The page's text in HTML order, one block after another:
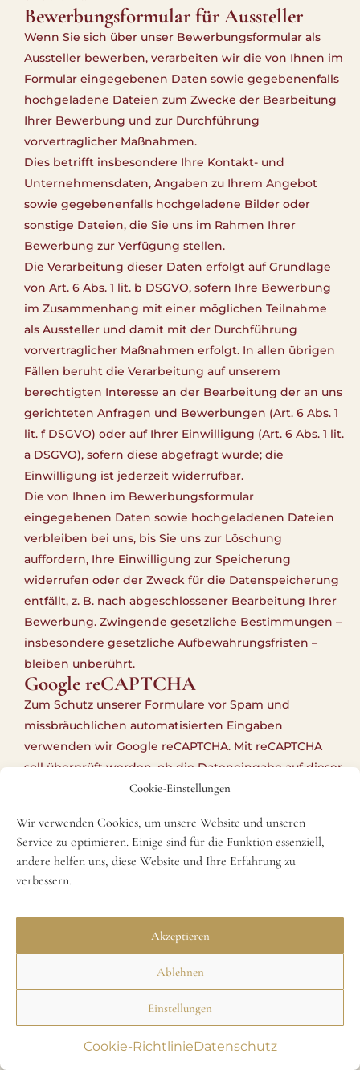
Cookie-Einstellungen
Wir verwenden Cookies, um unsere Website und unseren
Service zu optimieren. Einige sind für die Funktion essenziell,
andere helfen uns, diese Website und Ihre Erfahrung zu
verbessern.
Akzeptieren
Ablehnen
Einstellungen
Cookie-RichtlinieDatenschutz
Bewerbungsformular für Aussteller
Wenn Sie sich über unser Bewerbungsformular als
Aussteller bewerben, verarbeiten wir die von Ihnen im
Formular eingegebenen Daten sowie gegebenenfalls
hochgeladene Dateien zum Zwecke der Bearbeitung
Ihrer Bewerbung und zur Durchführung
vorvertraglicher Maßnahmen.
Dies betrifft insbesondere Ihre Kontakt- und
Unternehmensdaten, Angaben zu Ihrem Angebot
sowie gegebenenfalls hochgeladene Bilder oder
sonstige Dateien, die Sie uns im Rahmen Ihrer
Bewerbung zur Verfügung stellen.
Die Verarbeitung dieser Daten erfolgt auf Grundlage
von Art. 6 Abs. 1 lit. b DSGVO, sofern Ihre Bewerbung
im Zusammenhang mit einer möglichen Teilnahme
als Aussteller und damit mit der Durchführung
vorvertraglicher Maßnahmen erfolgt. In allen übrigen
Fällen beruht die Verarbeitung auf unserem
berechtigten Interesse an der Bearbeitung der an uns
gerichteten Anfragen und Bewerbungen (Art. 6 Abs. 1
lit. f DSGVO) oder auf Ihrer Einwilligung (Art. 6 Abs. 1 lit.
a DSGVO), sofern diese abgefragt wurde; die
Einwilligung ist jederzeit widerrufbar.
Die von Ihnen im Bewerbungsformular
eingegebenen Daten sowie hochgeladenen Dateien
verbleiben bei uns, bis Sie uns zur Löschung
auffordern, Ihre Einwilligung zur Speicherung
widerrufen oder der Zweck für die Datenspeicherung
entfällt, z. B. nach abgeschlossener Bearbeitung Ihrer
Bewerbung. Zwingende gesetzliche Bestimmungen –
insbesondere gesetzliche Aufbewahrungsfristen –
bleiben unberührt.
Google reCAPTCHA
Zum Schutz unserer Formulare vor Spam und
missbräuchlichen automatisierten Eingaben
verwenden wir Google reCAPTCHA. Mit reCAPTCHA
soll überprüft werden, ob die Dateneingabe auf dieser
Website durch einen Menschen oder durch ein
Hierzu analysiert reCAPTCHA das Verhalten des
Websitebesuchers anhand verschiedener Merkmale.
Diese Analyse beginnt automatisch, sobald der
Die Nutzung von Google reCAPTCHA erfolgt zum
Schutz unserer Website und Formulare vor
Weitere Informationen zu Google reCAPTCHA finden